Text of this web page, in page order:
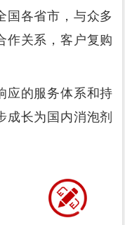
国各省市，与众多
作关系，客户复购
的服务体系和持
成长为国内消泡剂